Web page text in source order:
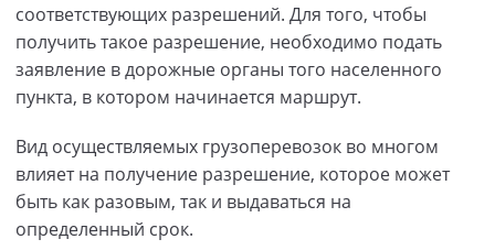
соответствующих разрешений. Для того, чтобы
получить такое разрешение, необходимо подать
заявление в дорожные органы того населенного
пункта, в котором начинается маршрут.
Вид осуществляемых грузоперевозок во многом
влияет на получение разрешение, которое может
быть как разовым, так и выдаваться на
определенный срок.